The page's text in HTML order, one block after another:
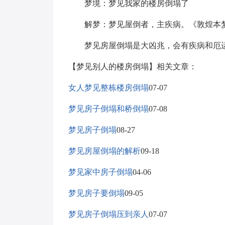
梦境：梦见我家的楼房倒塌了
解梦：梦见屋倒者，主疾病。《敦煌本
梦见房屋倒塌是大凶兆，会有疾病和厄
【梦见别人的楼房倒塌】相关文章：
女人梦见整栋楼房倒塌07-07
梦见房子倒塌和桥倒塌07-08
梦见房子倒塌08-27
梦见房屋倒塌的解析09-18
梦见家中房子倒塌04-06
梦见房子要倒塌09-05
梦见房子倒塌压到亲人 07-07